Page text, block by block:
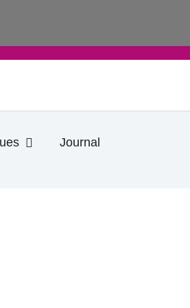
Ouvrir Informations pratiques
Journal